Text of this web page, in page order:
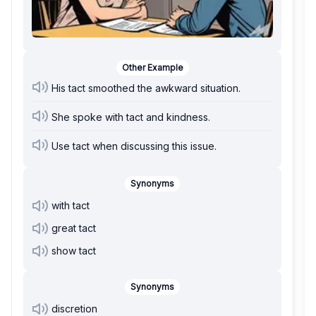
Other Example
His tact smoothed the awkward situation.
She spoke with tact and kindness.
Use tact when discussing this issue.
Synonyms
with tact
great tact
show tact
Synonyms
discretion